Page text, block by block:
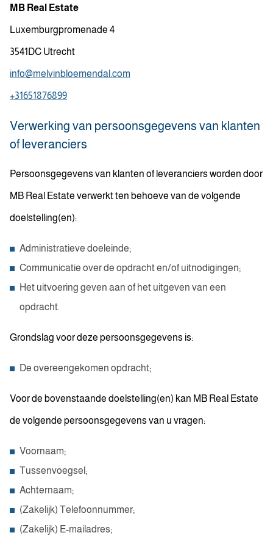
MB Real Estate
Luxemburgpromenade 4
3541DC Utrecht
info@melvinbloemendal.com
+31651876899
Verwerking van persoonsgegevens van klanten
of leveranciers
Persoonsgegevens van klanten of leveranciers worden door
MB Real Estate verwerkt ten behoeve van de volgende
doelstelling(en):
Administratieve doeleinde;
Communicatie over de opdracht en/of uitnodigingen;
Het uitvoering geven aan of het uitgeven van een
opdracht.
Grondslag voor deze persoonsgegevens is:
De overeengekomen opdracht;
Voor de bovenstaande doelstelling(en) kan MB Real Estate
de volgende persoonsgegevens van u vragen:
Voornaam;
Tussenvoegsel;
Achternaam;
(Zakelijk) Telefoonnummer;
(Zakelijk) E-mailadres;